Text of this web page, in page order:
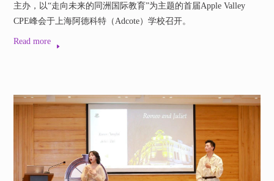
主办，以“走向未来的同洲国际教育”为主题的首届Apple Valley
CPE峰会于上海阿德科特（Adcote）学校召开。
Read more